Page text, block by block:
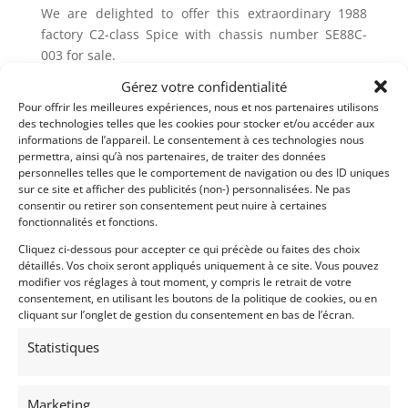
Gérez votre confidentialité
Pour offrir les meilleures expériences, nous et nos partenaires utilisons
des technologies telles que les cookies pour stocker et/ou accéder aux
informations de l’appareil. Le consentement à ces technologies nous
permettra, ainsi qu’à nos partenaires, de traiter des données
personnelles telles que le comportement de navigation ou des ID uniques
sur ce site et afficher des publicités (non-) personnalisées. Ne pas
consentir ou retirer son consentement peut nuire à certaines
fonctionnalités et fonctions.
Cliquez ci-dessous pour accepter ce qui précède ou faites des choix
détaillés. Vos choix seront appliqués uniquement à ce site. Vous pouvez
modifier vos réglages à tout moment, y compris le retrait de votre
consentement, en utilisant les boutons de la politique de cookies, ou en
cliquant sur l’onglet de gestion du consentement en bas de l’écran.
Statistiques
Marketing
We are delighted to offer this extraordinary 1988
factory C2-class Spice with chassis number SE88C-
003 for sale.
Spice Engineering, based at Silverstone Circuit in
Towcester, was founded in 1985 by racing driver
Gordon Spice and historic racer Ray Bellm. Together
with their specially developed Ford Cosworth
powered Spice-Tiga running in the C2 class, they
won the C2 World Drivers and Teams titles. Spice
and Bellm added another drivers title in 86, this time
Spice Engineering lost out to Ecurie Ecosse in the
Teams championship. 1987 saw Gordon win his third
straight drivers title and Spice Engineering their
second Teams title.
For 1988, the new SE88C was introduced, a more
successful car. In a season comprising of eleven